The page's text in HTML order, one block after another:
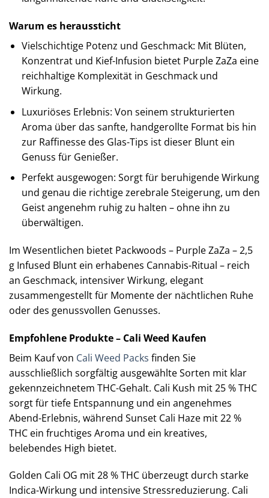
Warum es heraussticht
Vielschichtige Potenz und Geschmack: Mit Blüten,
Konzentrat und Kief-Infusion bietet Purple ZaZa eine
reichhaltige Komplexität in Geschmack und
Wirkung.
Luxuriöses Erlebnis: Von seinem strukturierten
Aroma über das sanfte, handgerollte Format bis hin
zur Raffinesse des Glas-Tips ist dieser Blunt ein
Genuss für Genießer.
Perfekt ausgewogen: Sorgt für beruhigende Wirkung
und genau die richtige zerebrale Steigerung, um den
Geist angenehm ruhig zu halten – ohne ihn zu
überwältigen.
Im Wesentlichen bietet Packwoods – Purple ZaZa – 2,5
g Infused Blunt ein erhabenes Cannabis-Ritual – reich
an Geschmack, intensiver Wirkung, elegant
zusammengestellt für Momente der nächtlichen Ruhe
oder des genussvollen Genusses.
Empfohlene Produkte – Cali Weed Kaufen
Beim Kauf von Cali Weed Packs finden Sie
ausschließlich sorgfältig ausgewählte Sorten mit klar
gekennzeichnetem THC-Gehalt. Cali Kush mit 25 % THC
sorgt für tiefe Entspannung und ein angenehmes
Abend-Erlebnis, während Sunset Cali Haze mit 22 %
THC ein fruchtiges Aroma und ein kreatives,
belebendes High bietet.
Golden Cali OG mit 28 % THC überzeugt durch starke
Indica-Wirkung und intensive Stressreduzierung. Cali